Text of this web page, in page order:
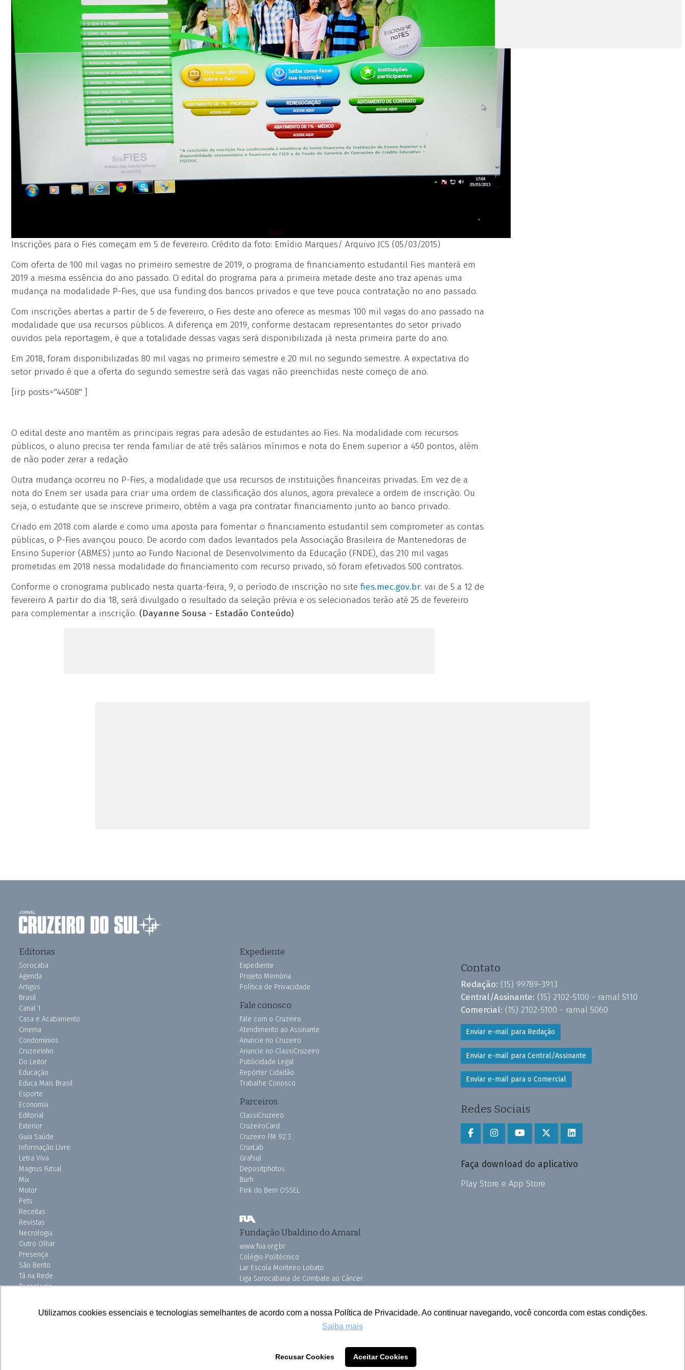
Utilizamos cookies essenciais e tecnologias semelhantes de acordo com a nossa Política de Privacidade. Ao continuar navegando, você concorda com estas condições.
Saiba mais
Recusar Cookies Aceitar Cookies
Inscrições para o Fies começam em 5 de fevereiro. Crédito da foto: Emídio Marques/ Arquivo JCS (05/03/2015)
Com oferta de 100 mil vagas no primeiro semestre de 2019, o programa de financiamento estudantil Fies manterá em
2019 a mesma essência do ano passado. O edital do programa para a primeira metade deste ano traz apenas uma
mudança na modalidade P-Fies, que usa funding dos bancos privados e que teve pouca contratação no ano passado.
Com inscrições abertas a partir de 5 de fevereiro, o Fies deste ano oferece as mesmas 100 mil vagas do ano passado na
modalidade que usa recursos públicos. A diferença em 2019, conforme destacam representantes do setor privado
ouvidos pela reportagem, é que a totalidade dessas vagas será disponibilizada já nesta primeira parte do ano.
Em 2018, foram disponibilizadas 80 mil vagas no primeiro semestre e 20 mil no segundo semestre. A expectativa do
setor privado é que a oferta do segundo semestre será das vagas não preenchidas neste começo de ano.
[irp posts="44508" ]
O edital deste ano mantém as principais regras para adesão de estudantes ao Fies. Na modalidade com recursos
públicos, o aluno precisa ter renda familiar de até três salários mínimos e nota do Enem superior a 450 pontos, além
de não poder zerar a redação
Outra mudança ocorreu no P-Fies, a modalidade que usa recursos de instituições financeiras privadas. Em vez de a
nota do Enem ser usada para criar uma ordem de classificação dos alunos, agora prevalece a ordem de inscrição. Ou
seja, o estudante que se inscreve primeiro, obtém a vaga pra contratar financiamento junto ao banco privado.
Criado em 2018 com alarde e como uma aposta para fomentar o financiamento estudantil sem comprometer as contas
públicas, o P-Fies avançou pouco. De acordo com dados levantados pela Associação Brasileira de Mantenedoras de
Ensino Superior (ABMES) junto ao Fundo Nacional de Desenvolvimento da Educação (FNDE), das 210 mil vagas
prometidas em 2018 nessa modalidade do financiamento com recurso privado, só foram efetivados 500 contratos.
Conforme o cronograma publicado nesta quarta-feira, 9, o período de inscrição no site fies.mec.gov.br. vai de 5 a 12 de
fevereiro A partir do dia 18, será divulgado o resultado da seleção prévia e os selecionados terão até 25 de fevereiro
para complementar a inscrição. (Dayanne Sousa - Estadão Conteúdo)
Editorias
Sorocaba
Agenda
Artigos
Brasil
Canal 1
Casa e Acabamento
Cinema
Condomínios
Cruzeirinho
Do Leitor
Educação
Educa Mais Brasil
Esporte
Economia
Editorial
Exterior
Guia Saúde
Informação Livre
Letra Viva
Magnus Futsal
Mix
Motor
Pets
Receitas
Revistas
Necrologia
Outro Olhar
Presença
São Bento
Tá na Rede
Tecnologia
Uniso Ciência
Expediente
Expediente
Projeto Memória
Política de Privacidade
Fale conosco
Fale com o Cruzeiro
Atendimento ao Assinante
Anuncie no Cruzeiro
Anuncie no ClassiCruzeiro
Publicidade Legal
Repórter Cidadão
Trabalhe Conosco
Parceiros
ClassiCruzeiro
CruzeiroCard
Cruzeiro FM 92.3
CruxLab
Grafsul
Depositphotos
Burh
Pink do Bem OSSEL
Fundação Ubaldino do Amaral
www.fua.org.br
Colégio Politécnico
Lar Escola Monteiro Lobato
Liga Sorocabana de Combate ao Câncer
Vila dos Velhinhos
Contato
Redação: (15) 99789-3913
Central/Assinante: (15) 2102-5100 - ramal 5110
Comercial: (15) 2102-5100 - ramal 5060
Enviar e-mail para Redação
Enviar e-mail para Central/Assinante
Enviar e-mail para o Comercial
Redes Sociais
Faça download do aplicativo
Play Store e App Store
Todos os direitos reservados © 2025 Cruzeiro do Sul